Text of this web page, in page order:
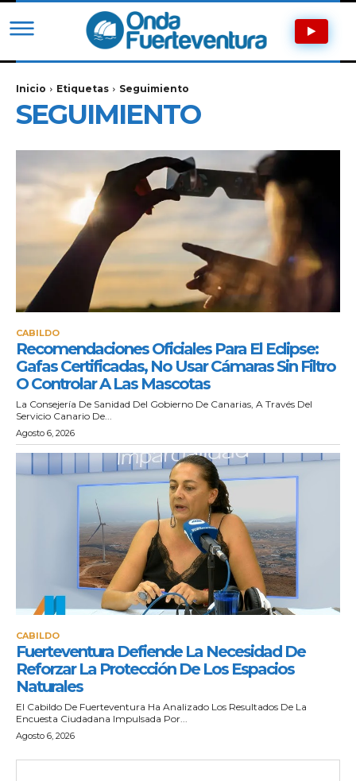
Inicio Etiquetas Seguimiento
SEGUIMIENTO
CABILDO
Recomendaciones Oficiales Para El Eclipse:
Gafas Certificadas, No Usar Cámaras Sin Filtro
O Controlar A Las Mascotas
La Consejería De Sanidad Del Gobierno De Canarias, A Través Del
Servicio Canario De...
Agosto 6, 2026
CABILDO
Fuerteventura Defiende La Necesidad De
Reforzar La Protección De Los Espacios
Naturales
El Cabildo De Fuerteventura Ha Analizado Los Resultados De La
Encuesta Ciudadana Impulsada Por...
Agosto 6, 2026